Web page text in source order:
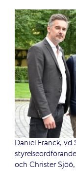
Daniel Franck, vd
och Christer Sjöö,